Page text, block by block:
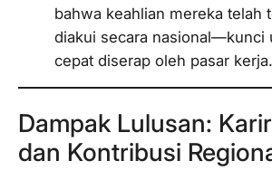
bahwa keahlian mereka telah
diakui secara nasional—kunci
cepat diserap oleh pasar kerja.
Dampak Lulusan:
dan Kontribusi